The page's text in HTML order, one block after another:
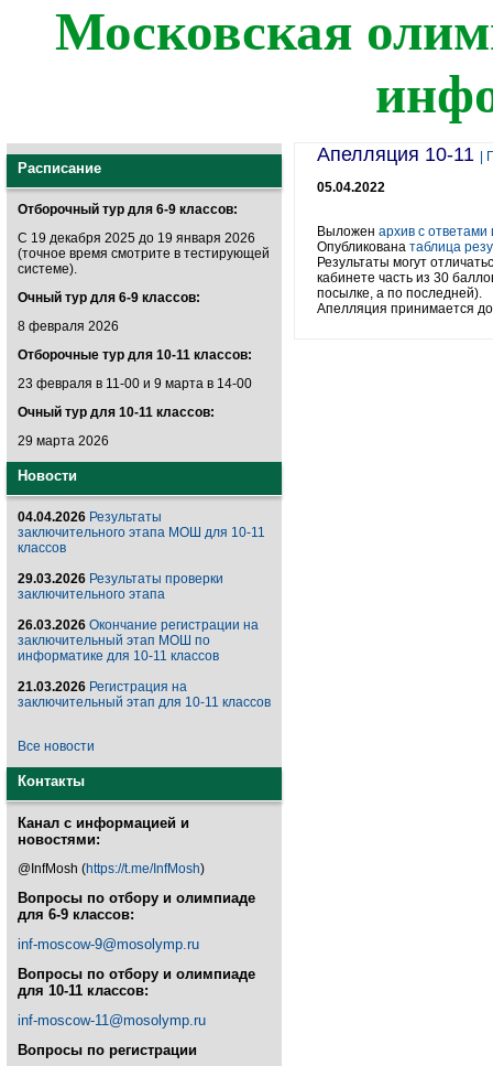
Московская
Расписание
Отборочный тур для 6-9 классов:
С 19 декабря 2025 до 19 января 2026
(точное время смотрите в тестирующей
системе).
Очный тур для 6-9 классов:
8 февраля 2026
Отборочные тур для 10-11 классов:
23 февраля в 11-00 и 9 марта в 14-00
Очный тур для 10-11 классов:
29 марта 2026
Новости
04.04.2026 Результаты
заключительного этапа МОШ для 10-11
классов
29.03.2026 Результаты проверки
заключительного этапа
26.03.2026 Окончание регистрации на
заключительный этап МОШ по
информатике для 10-11 классов
21.03.2026 Регистрация на
заключительный этап для 10-11 классов
Все новости
Контакты
Канал с информацией и
новостями:
@InfMosh (https://t.me/InfMosh)
Вопросы по отбору и олимпиаде
для 6-9 классов:
inf-moscow-9@mosolymp.ru
Вопросы по отбору и олимпиаде
для 10-11 классов:
inf-moscow-11@mosolymp.ru
Вопросы по регистрации
Апелляция 10-11
|
05.04.2022
Выложен архив с ответами
Опубликована таблица
Результаты могут
кабинете часть из 30
посылке, а по последней).
Апелляция принимается